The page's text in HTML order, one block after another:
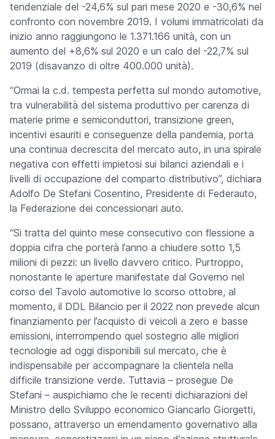
tendenziale del -24,6% sul pari mese 2020 e -30,6% nel
confronto con novembre 2019. I volumi immatricolati da
inizio anno raggiungono le 1.371.166 unità, con un
aumento del +8,6% sul 2020 e un calo del -22,7% sul
2019 (disavanzo di oltre 400.000 unità).
“Ormai la c.d. tempesta perfetta sul mondo automotive,
tra vulnerabilità del sistema produttivo per carenza di
materie prime e semiconduttori, transizione green,
incentivi esauriti e conseguenze della pandemia, porta
una continua decrescita del mercato auto, in una spirale
negativa con effetti impietosi sui bilanci aziendali e i
livelli di occupazione del comparto distributivo”, dichiara
Adolfo De Stefani Cosentino, Presidente di Federauto,
la Federazione dei concessionari auto.
“Si tratta del quinto mese consecutivo con flessione a
doppia cifra che porterà l’anno a chiudere sotto 1,5
milioni di pezzi: un livello davvero critico. Purtroppo,
nonostante le aperture manifestate dal Governo nel
corso del Tavolo automotive lo scorso ottobre, al
momento, il DDL Bilancio per il 2022 non prevede alcun
finanziamento per l’acquisto di veicoli a zero e basse
emissioni, interrompendo quel sostegno alle migliori
tecnologie ad oggi disponibili sul mercato, che è
indispensabile per accompagnare la clientela nella
difficile transizione verde. Tuttavia – prosegue De
Stefani – auspichiamo che le recenti dichiarazioni del
Ministro dello Sviluppo economico Giancarlo Giorgetti,
possano, attraverso un emendamento governativo alla